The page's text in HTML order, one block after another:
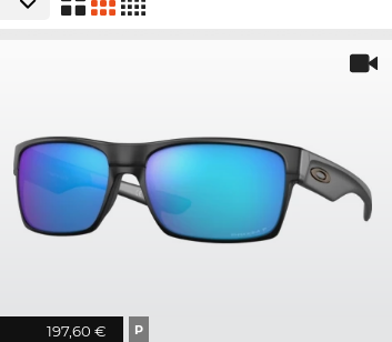
197,60 € P